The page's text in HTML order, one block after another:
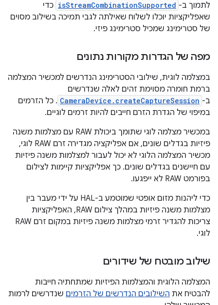
לתמוך ב- isStreamCombinationSupported כדי
שאפליקציות יוכלו לשלוח שאילתה לגבי תמיכה בשילוב מסוים
של סטרימינג שמכיל סטרימינג פיזי.
מפה של הגדרות מקורות נתונים
במצלמה לוגית, שילובי הסטרימינג הנדרשים למכשיר המצלמה
ברמת חומרה מסוימת זהים לאלה שנדרשים
ב- CameraDevice.createCaptureSession . כל הזרמים
במיפוי של הגדרת הזרם חייבים להיות זרמים לוגיים.
במכשיר מצלמה לוגי שתומך ביכולת RAW עם מצלמות משנה
פיזיות בגדלים שונים, אם אפליקציה מגדירה זרם RAW לוגי,
מכשיר המצלמה הלוגי לא יכול לעבור למצלמות משנה פיזיות
עם חיישנים בגדלים שונים. כך אפליקציות קיימות לצילום
בפורמט RAW לא ייפגעו.
כדי ליהנות מזום אופטי שמוטמע ב-HAL על ידי מעבר בין
מצלמות משנה פיזיות במהלך צילום RAW, האפליקציות
צריכות להגדיר זרמי מצלמות משנה פיזיות במקום זרם RAW
לוגי.
שילוב מובטח של שידורים
המצלמה הלוגית והמצלמות הפיזיות שמתחתיה חייבות
להבטיח את השילובים הנדרשים של הזרמים שנדרשים לרמות